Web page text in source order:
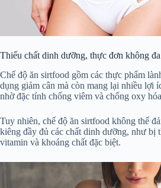
Thiếu chất dinh dưỡng, thực đơn không
Chế độ ăn sirtfood gồm các thực phẩm
dụng giảm cân mà còn mang lại nhiều lợi
nhờ đặc tính chống viêm và chống oxy
Tuy nhiên, chế độ ăn sirtfood không thể
kiêng đầy đủ các chất dinh dưỡng, như bị
vitamin và khoáng chất đặc biệt.